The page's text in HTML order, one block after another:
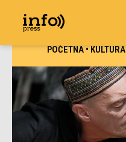
POČETNA•KULTURA